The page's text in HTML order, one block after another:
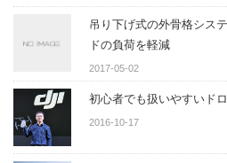
吊り下げ式の外骨格シス
ドの負荷を軽減
2017-05-02
初心者でも扱いやすいド
2016-10-17